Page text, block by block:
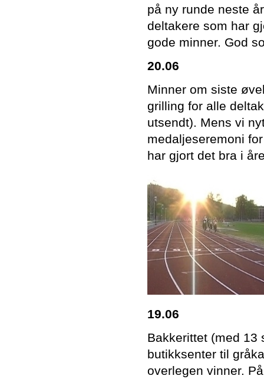
på ny runde neste
deltakere som har
gode minner. God
20.06
Minner om siste
grilling for alle
utsendt). Mens vi
medaljeseremoni
har gjort det bra i
19.06
Bakkerittet (med 13
butikksenter til
overlegen vinner.